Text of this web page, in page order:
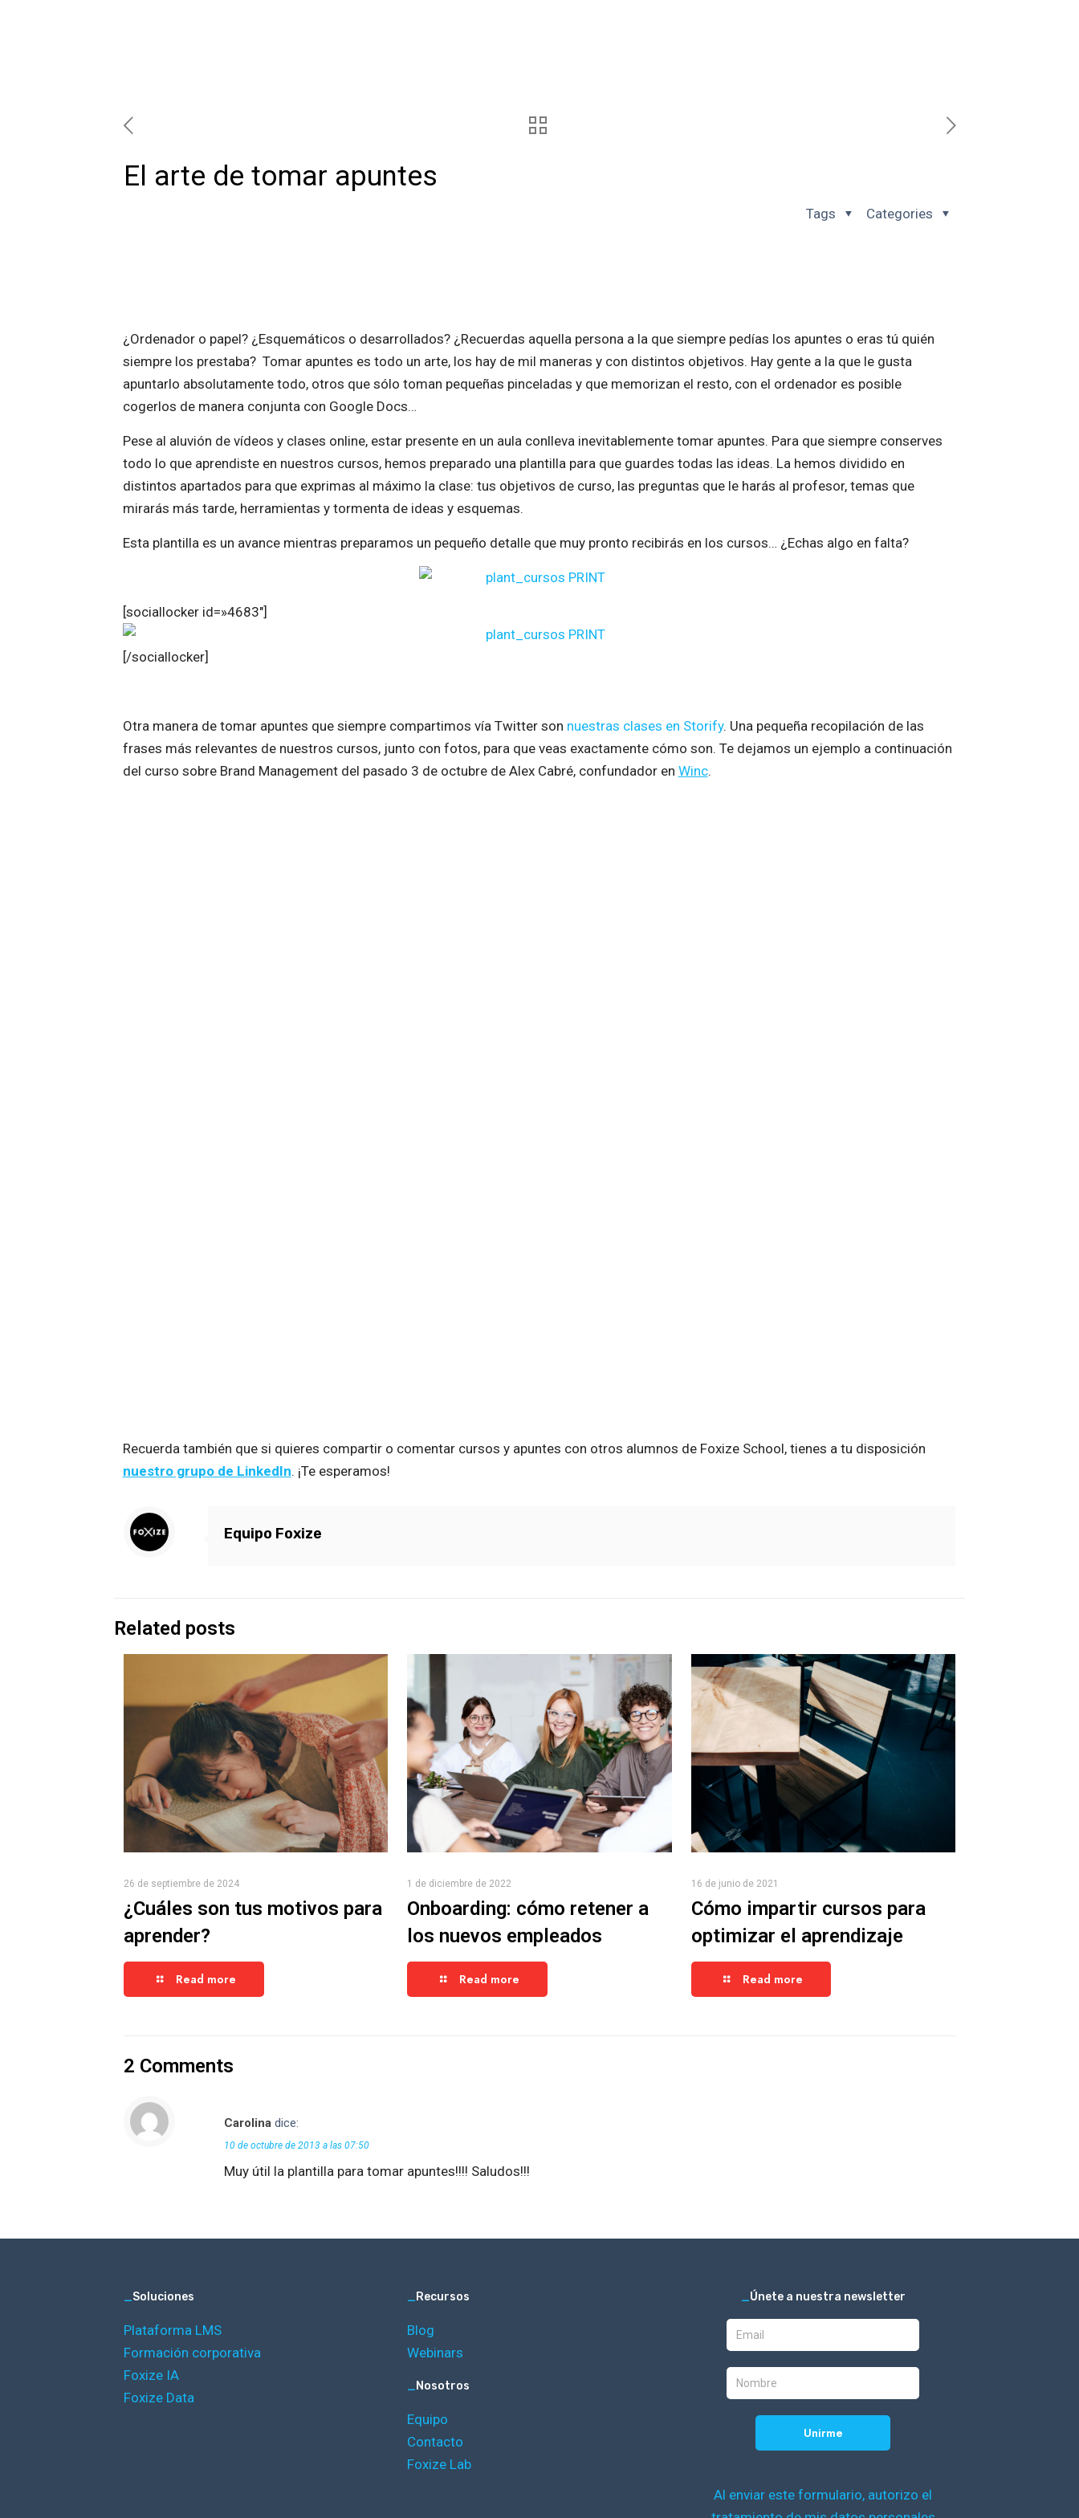
El arte de tomar apuntes
Categories
Tags
¿Ordenador o papel? ¿Esquemáticos o desarrollados? ¿Recuerdas aquella persona a la que siempre pedías los apuntes o eras tú quién
siempre los prestaba? Tomar apuntes es todo un arte, los hay de mil maneras y con distintos objetivos. Hay gente a la que le gusta
apuntarlo absolutamente todo, otros que sólo toman pequeñas pinceladas y que memorizan el resto, con el ordenador es posible
cogerlos de manera conjunta con Google Docs…
Pese al aluvión de vídeos y clases online, estar presente en un aula conlleva inevitablemente tomar apuntes. Para que siempre conserves
todo lo que aprendiste en nuestros cursos, hemos preparado una plantilla para que guardes todas las ideas. La hemos dividido en
distintos apartados para que exprimas al máximo la clase: tus objetivos de curso, las preguntas que le harás al profesor, temas que
mirarás más tarde, herramientas y tormenta de ideas y esquemas.
Esta plantilla es un avance mientras preparamos un pequeño detalle que muy pronto recibirás en los cursos… ¿Echas algo en falta?
[sociallocker id=»4683″]
[/sociallocker]
Otra manera de tomar apuntes que siempre compartimos vía Twitter son nuestras clases en Storify. Una pequeña recopilación de las
frases más relevantes de nuestros cursos, junto con fotos, para que veas exactamente cómo son. Te dejamos un ejemplo a continuación
del curso sobre Brand Management del pasado 3 de octubre de Alex Cabré, confundador en Winc.
Recuerda también que si quieres compartir o comentar cursos y apuntes con otros alumnos de Foxize School, tienes a tu disposición
nuestro grupo de LinkedIn. ¡Te esperamos!
Equipo Foxize
Related posts
26 de septiembre de 2024
¿Cuáles son tus motivos para
aprender?
Read more
1 de diciembre de 2022
Onboarding: cómo retener a
los nuevos empleados
Read more
16 de junio de 2021
Cómo impartir cursos para
optimizar el aprendizaje
Read more
2 Comments
Carolina dice:
10 de octubre de 2013 a las 07:50
Muy útil la plantilla para tomar apuntes!!!! Saludos!!!
_Soluciones
Plataforma LMS
Formación corporativa
Foxize IA
Foxize Data
_Recursos
Blog
Webinars
_Nosotros
Equipo
Contacto
Foxize Lab
_Únete a nuestra newsletter
Al enviar este formulario, autorizo el